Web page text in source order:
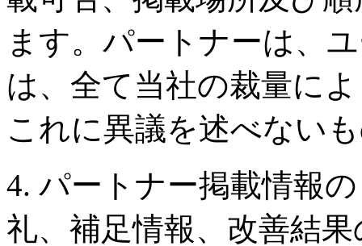
ます。パートナーは、
は、全て当社の裁量に
これに異議を述べない
4. パートナー掲載情報
礼、補足情報、改善結